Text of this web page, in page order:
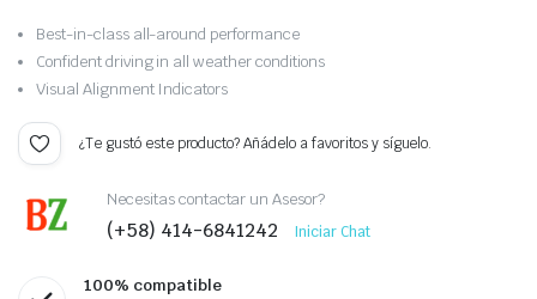
base a
valoración
de un
cliente
Best-in-class all-around performance
Confident driving in all weather conditions
Visual Alignment Indicators
¿Te gustó este producto? Añádelo a favoritos y síguelo.
Necesitas contactar un Asesor?
(+58) 414-6841242 Iniciar Chat
100% compatible